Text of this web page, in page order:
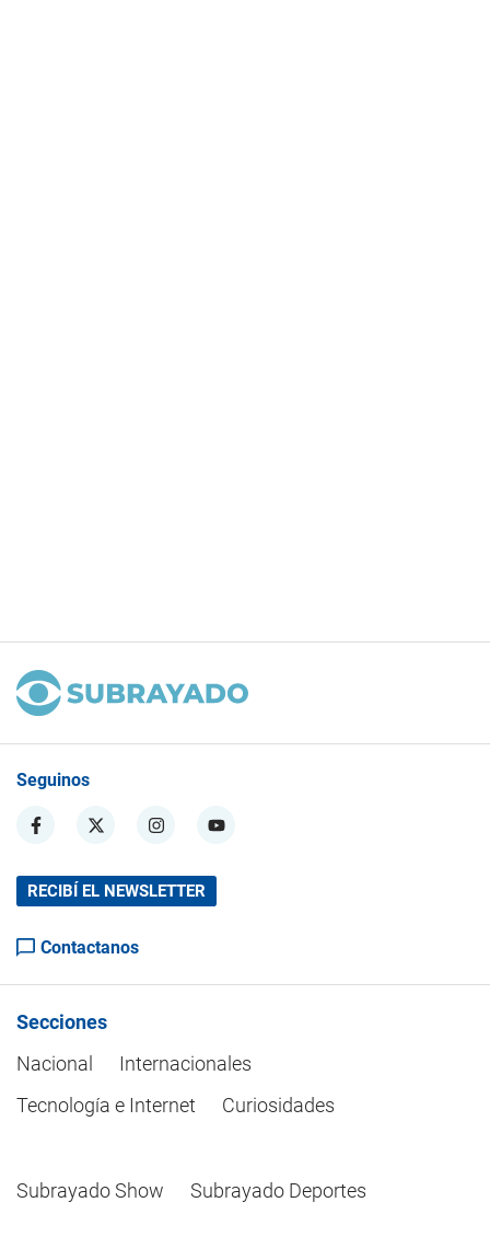
Seguinos
RECIBÍ EL NEWSLETTER
Contactanos
Secciones
Nacional
Internacionales
Tecnología e Internet
Curiosidades
Subrayado Show Subrayado Deportes